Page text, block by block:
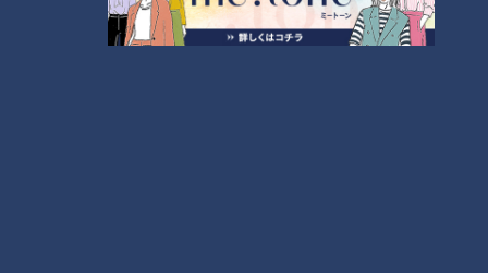
個人情報の取扱いについてはこちらをご覧ください。
特定個人情報等（マイナンバー）の取扱いについてはこちらをご覧くださ